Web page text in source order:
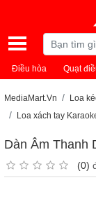
Điều hòa Quạt
MediaMart.Vn Loa
Loa xách tay
Dàn Âm Thanh
(0)